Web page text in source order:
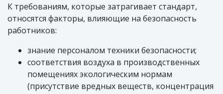
К требованиям, которые затрагивает стандарт,
относятся факторы, влияющие на безопасность
работников:
знание персоналом техники безопасности;
соответствия воздуха в производственных
помещениях экологическим нормам
(присутствие вредных веществ, концентрация